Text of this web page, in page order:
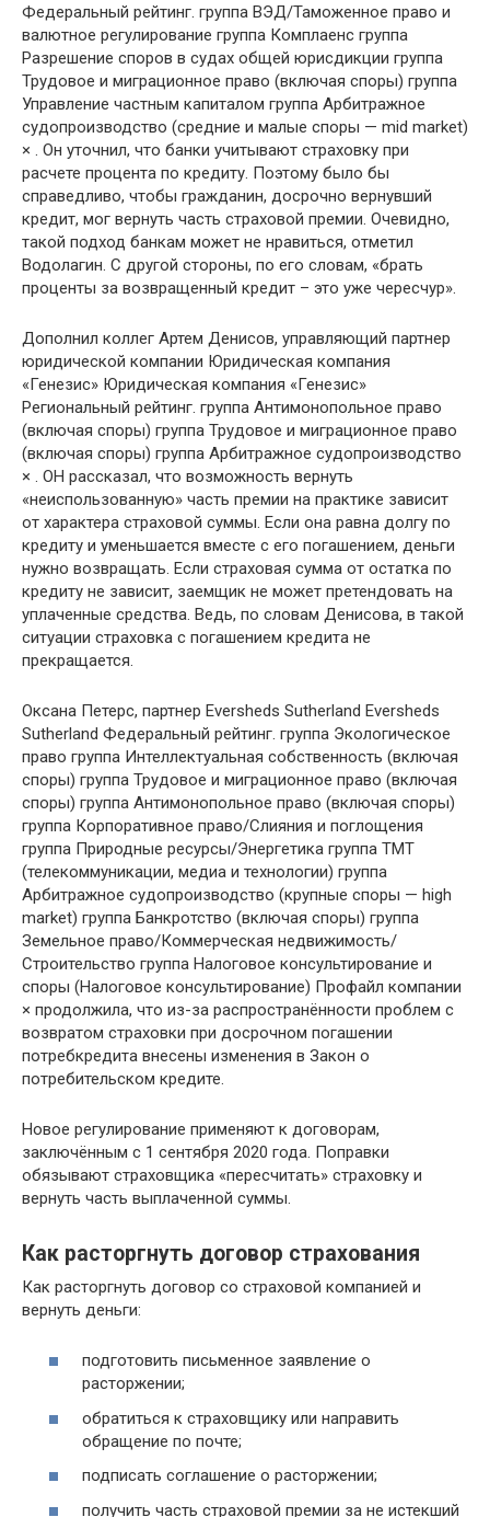
Федеральный рейтинг. группа ВЭД/Таможенное право и
валютное регулирование группа Комплаенс группа
Разрешение споров в судах общей юрисдикции группа
Трудовое и миграционное право (включая споры) группа
Управление частным капиталом группа Арбитражное
судопроизводство (средние и малые споры — mid market)
× . Он уточнил, что банки учитывают страховку при
расчете процента по кредиту. Поэтому было бы
справедливо, чтобы гражданин, досрочно вернувший
кредит, мог вернуть часть страховой премии. Очевидно,
такой подход банкам может не нравиться, отметил
Водолагин. С другой стороны, по его словам, «брать
проценты за возвращенный кредит – это уже чересчур».
Дополнил коллег Артем Денисов, управляющий партнер
юридической компании Юридическая компания
«Генезис» Юридическая компания «Генезис»
Региональный рейтинг. группа Антимонопольное право
(включая споры) группа Трудовое и миграционное право
(включая споры) группа Арбитражное судопроизводство
× . ОН рассказал, что возможность вернуть
«неиспользованную» часть премии на практике зависит
от характера страховой суммы. Если она равна долгу по
кредиту и уменьшается вместе с его погашением, деньги
нужно возвращать. Если страховая сумма от остатка по
кредиту не зависит, заемщик не может претендовать на
уплаченные средства. Ведь, по словам Денисова, в такой
ситуации страховка с погашением кредита не
прекращается.
Оксана Петерс, партнер Eversheds Sutherland Eversheds
Sutherland Федеральный рейтинг. группа Экологическое
право группа Интеллектуальная собственность (включая
споры) группа Трудовое и миграционное право (включая
споры) группа Антимонопольное право (включая споры)
группа Корпоративное право/Слияния и поглощения
группа Природные ресурсы/Энергетика группа ТМТ
(телекоммуникации, медиа и технологии) группа
Арбитражное судопроизводство (крупные споры — high
market) группа Банкротство (включая споры) группа
Земельное право/Коммерческая недвижимость/
Строительство группа Налоговое консультирование и
споры (Налоговое консультирование) Профайл компании
× продолжила, что из-за распространённости проблем с
возвратом страховки при досрочном погашении
потребкредита внесены изменения в Закон о
потребительском кредите.
Новое регулирование применяют к договорам,
заключённым с 1 сентября 2020 года. Поправки
обязывают страховщика «пересчитать» страховку и
вернуть часть выплаченной суммы.
Как расторгнуть договор страхования
Как расторгнуть договор со страховой компанией и
вернуть деньги:
подготовить письменное заявление о
расторжении;
обратиться к страховщику или направить
обращение по почте;
подписать соглашение о расторжении;
получить часть страховой премии за не истекший